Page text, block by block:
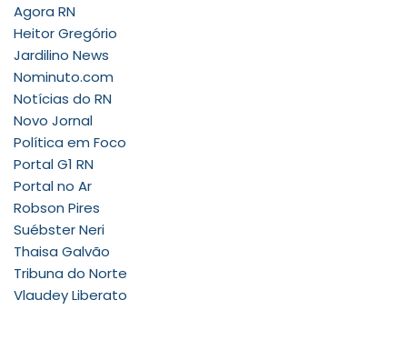
Agora RN
Heitor Gregório
Jardilino News
Nominuto.com
Notícias do RN
Novo Jornal
Política em Foco
Portal G1 RN
Portal no Ar
Robson Pires
Suébster Neri
Thaisa Galvão
Tribuna do Norte
Vlaudey Liberato